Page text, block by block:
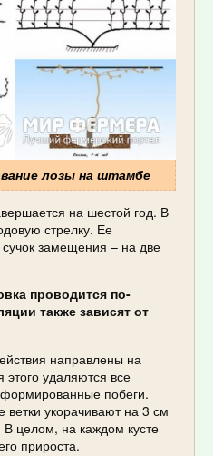
лозы на штамбе
на шестой год. В
стрелку. Ее
замещения – на две
проводится по-
также зависят от
направлены на
этого удаляются все
побеги.
укорачивают на 3 см
В целом, на каждом кусте
прироста.